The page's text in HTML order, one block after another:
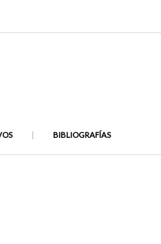
BIBLIOGRAFÍAS